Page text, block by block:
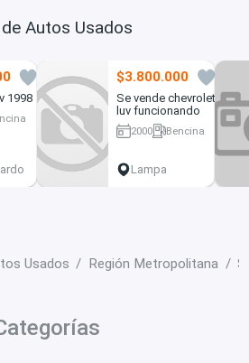
Autos Usados
1998
$3.800.000
Se vende chevrolet
luv funcionando
2000
Bencina
Lampa
Usados Región Metropolitana